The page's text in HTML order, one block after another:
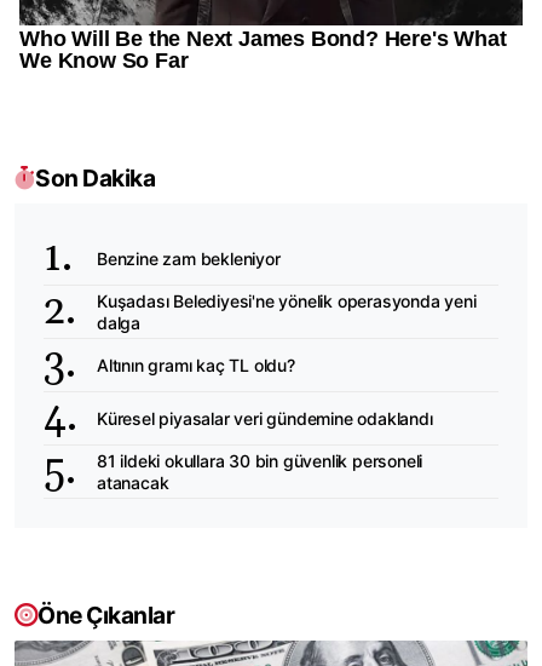
Son Dakika
Benzine zam bekleniyor
Kuşadası Belediyesi'ne yönelik operasyonda yeni
dalga
Altının gramı kaç TL oldu?
Küresel piyasalar veri gündemine odaklandı
81 ildeki okullara 30 bin güvenlik personeli
atanacak
Öne Çıkanlar